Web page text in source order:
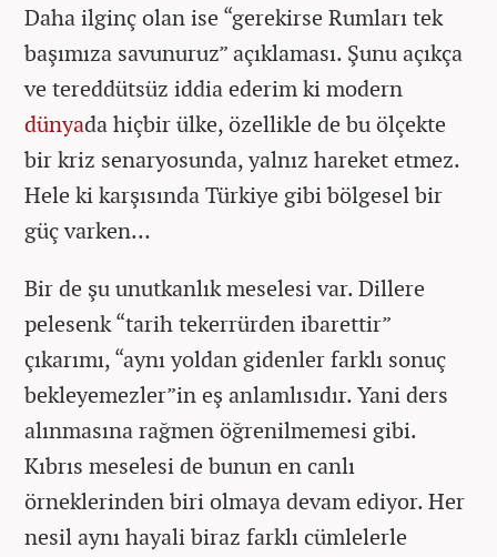
Daha ilginç olan ise “gerekirse Rumları tek
başımıza savunuruz” açıklaması. Şunu açıkça
ve tereddütsüz iddia ederim ki modern
dünyada hiçbir ülke, özellikle de bu ölçekte
bir kriz senaryosunda, yalnız hareket etmez.
Hele ki karşısında Türkiye gibi bölgesel bir
güç varken…
Bir de şu unutkanlık meselesi var. Dillere
pelesenk “tarih tekerrürden ibarettir”
çıkarımı, “aynı yoldan gidenler farklı sonuç
bekleyemezler”in eş anlamlısıdır. Yani ders
alınmasına rağmen öğrenilmemesi gibi.
Kıbrıs meselesi de bunun en canlı
örneklerinden biri olmaya devam ediyor. Her
nesil aynı hayali biraz farklı cümlelerle